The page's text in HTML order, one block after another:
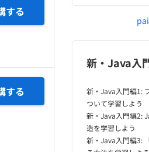
する
する
新・Java入
新・Java入門編1:
ついて学習しよう
新・Java入門編2:
造を学習しよう
新・Java入門編3: